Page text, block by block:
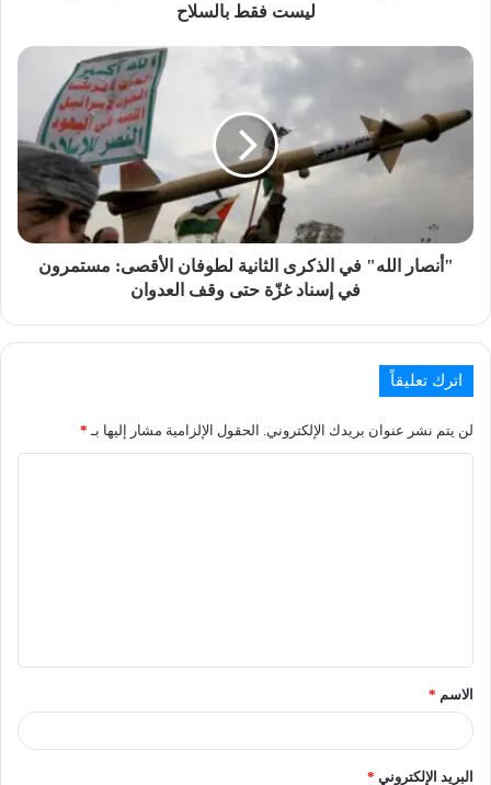
ليست فقط بالسلاح
"أنصار الله" في الذكرى الثانية لطوفان الأقصى: مستمرون
في إسناد غزّة حتى وقف العدوان
اترك تعليقاً
لن يتم نشر عنوان بريدك الإلكتروني. الحقول الإلزامية مشار إليها بـ *
الاسم *
البريد الإلكتروني *